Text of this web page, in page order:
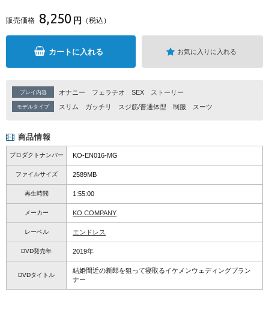
販売価格 8,250 円 （税込）
カートに入れる お気に入りに入れる
プレイ内容 オナニー フェラチオ SEX ストーリー
モデルタイプ スリム ガッチリ スジ筋/普通体型 制服 スーツ
商品情報
プロダクトナンバー KO-EN016-MG
ファイルサイズ 2589MB
再生時間 1:55:00
メーカー KO COMPANY
レーベル エンドレス
DVD発売年 2019年
DVDタイトル
結婚間近の新郎を狙って寝取るイケメンウェディングプラン
ナー